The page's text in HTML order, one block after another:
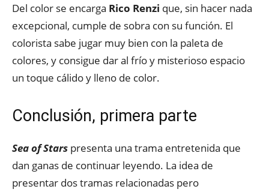
Del color se encarga Rico Renzi que, sin hacer nada
excepcional, cumple de sobra con su función. El
colorista sabe jugar muy bien con la paleta de
colores, y consigue dar al frío y misterioso espacio
un toque cálido y lleno de color.
Conclusión, primera parte
Sea of Stars presenta una trama entretenida que
dan ganas de continuar leyendo. La idea de
presentar dos tramas relacionadas pero